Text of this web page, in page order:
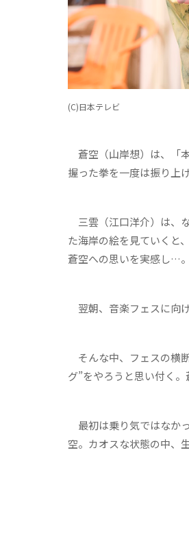
(C)日本テレビ
蒼空（山岸想）は、「
握った拳を一度は振り上
三雲（江口洋介）は、
た海岸の絵を見ていくと
蒼空への思いを実感し…。
翌朝、音楽フェスに向
そんな中、フェスの横
グ”をやろうと思い付く
最初は乗り気ではなか
空。カオスな状態の中、